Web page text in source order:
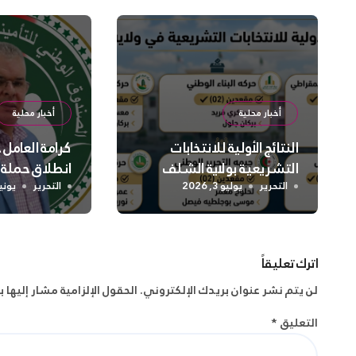
أخبار محلية
النتائج الأولية للانتخابات
التشريعية بولاية الشلف
التحرير يوليو 3, 2026
أخبار محلية
كرامة
انطلاق
واسعة
الجسدية
التحرير يونيو
اترك تعليقاً
لن يتم نشر عنوان بريدك الإلكتروني.الحقول الإلزامية مشار إليها
التعليق*